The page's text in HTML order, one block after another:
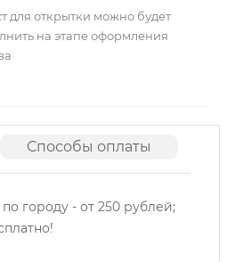
для открытки можно будет
на этапе оформления
Способы оплаты
городу - от 250 рублей;